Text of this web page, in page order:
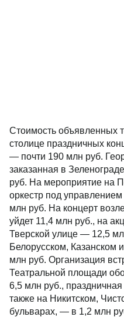
Стоимость объявленных
столице праздничных
— почти 190 млн руб.
заказанная в
руб. На мероприятие на
оркестр под
млн руб. На концерт
уйдет 11,4 млн руб., на
Тверской улице — 12,5
Белорусском, Казанском
млн руб. Организация
Театральной площади
6,5 млн руб.,
также на Никитском,
бульварах, — в 1,2 млн